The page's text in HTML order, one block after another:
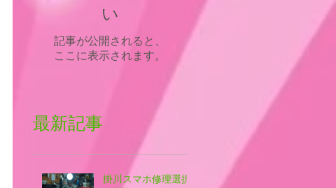
い
記事が公開されると、
ここに表示されます。
最新記事
掛川スマホ修理選択